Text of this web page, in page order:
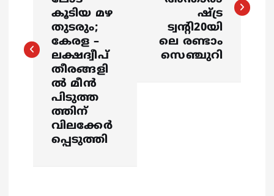
t
n
കൂടിയ മഴ
തുടരും;
കേരള –
ലക്ഷദ്വീപ്
തീരങ്ങളി
ൽ മീൻ
പിടുത്ത
ത്തിന്
വിലക്കേർ
പ്പെടുത്തി
ഷ്ട്ര
ട്വന്റി20യി
ലെ രണ്ടാം
സെഞ്ചുറി